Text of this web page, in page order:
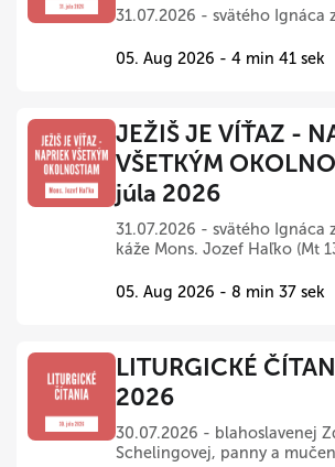
31.07.2026 - svätého Ignáca
05. Aug 2026 - 4 min 41 sek
JEŽIŠ JE VÍŤAZ -
VŠETKÝM
júla 2026
31.07.2026 - svätého Ignáca
káže Mons. Jozef Haľko (Mt
05. Aug 2026 - 8 min 37 sek
LITURGICKÉ
2026
30.07.2026 - blahoslavenej
Schelingovej, panny a